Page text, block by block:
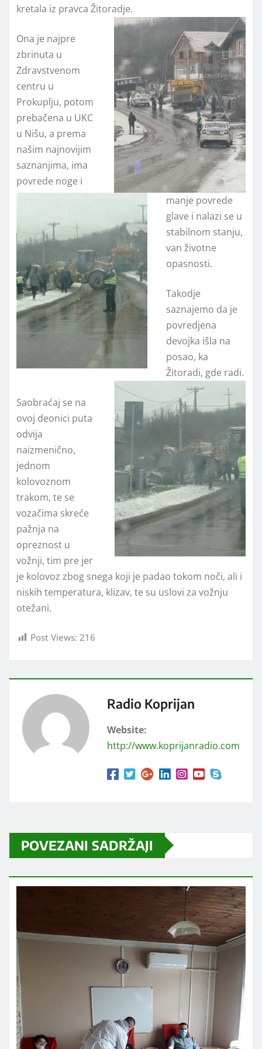
kretala iz pravca Žitoradje.
Ona je najpre
zbrinuta u
Zdravstvenom
centru u
Prokuplju, potom
prebačena u UKC
u Nišu, a prema
našim najnovijim
saznanjima, ima
povrede noge i
manje povrede
glave i nalazi se u
stabilnom stanju,
van životne
opasnosti.
Takodje
saznajemo da je
povredjena
devojka išla na
posao, ka
Žitoradi, gde radi.
Saobraćaj se na
ovoj deonici puta
odvija
naizmenično,
jednom
kolovoznom
trakom, te se
vozačima skreće
pažnja na
opreznost u
vožnji, tim pre jer
je kolovoz zbog snega koji je padao tokom noči, ali i
niskih temperatura, klizav, te su uslovi za vožnju
otežani.
Post Views: 216
Radio Koprijan
Website:
http://www.koprijanradio.com
POVEZANI SADRŽAJI